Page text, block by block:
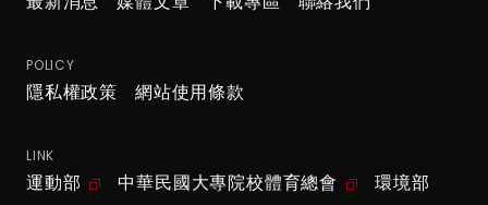
POLICY
隱私權政策 網站使用條款
LINK
運動部 中華民國大專院校體育總會 環境部